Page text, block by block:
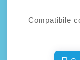
Compatibile